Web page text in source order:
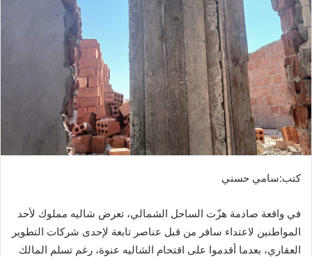
كتب:سامي حسني
في واقعة صادمة هزّت الساحل الشمالي، تعرض شاليه مملوك لأحد
المواطنين لاعتداء سافر من قبل عناصر تابعة لإحدى شركات التطوير
العقاري، بعدما أقدموا على اقتحام الشاليه عنوة، رغم تسلم المالك